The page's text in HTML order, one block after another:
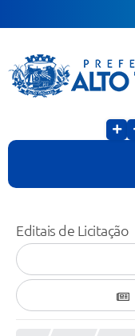
Editais de Licitação